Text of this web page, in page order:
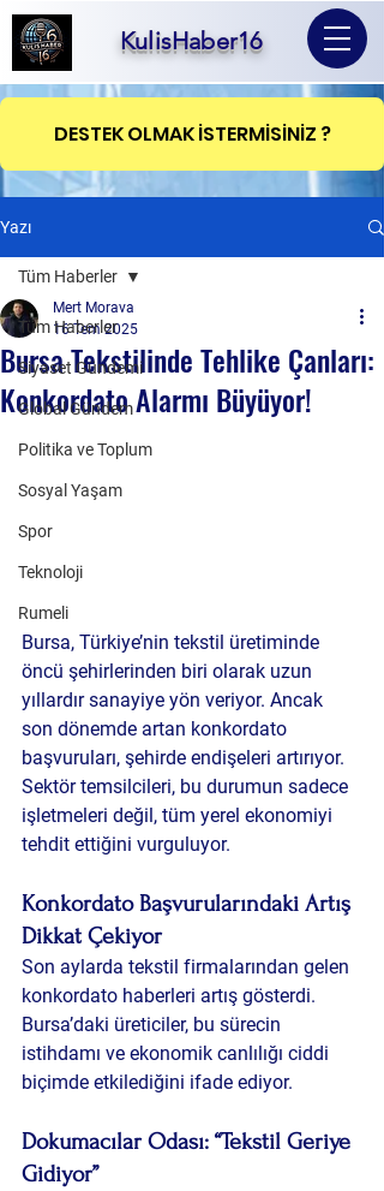
KulisHaber16
DESTEK OLMAK İSTERMİSİNİZ ?
Yazı
Tüm Haberler
Siyaset Gündemi
Global Gündem
Politika ve Toplum
Sosyal Yaşam
Spor
Teknoloji
Rumeli
Tüm Haberler
Bursa Tekstilinde Tehlike Çanları:
Konkordato Alarmı Büyüyor!
Mert Morava
16 Tem 2025
Bursa, Türkiye’nin tekstil üretiminde
öncü şehirlerinden biri olarak uzun
yıllardır sanayiye yön veriyor. Ancak
son dönemde artan konkordato
başvuruları, şehirde endişeleri artırıyor.
Sektör temsilcileri, bu durumun sadece
işletmeleri değil, tüm yerel ekonomiyi
tehdit ettiğini vurguluyor.
Konkordato Başvurularındaki Artış
Dikkat Çekiyor
Son aylarda tekstil firmalarından gelen
konkordato haberleri artış gösterdi.
Bursa’daki üreticiler, bu sürecin
istihdamı ve ekonomik canlılığı ciddi
biçimde etkilediğini ifade ediyor.
Dokumacılar Odası: “Tekstil Geriye
Gidiyor”